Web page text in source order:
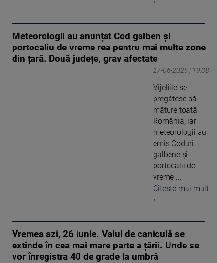
Meteorologii au anunțat Cod galben și
portocaliu de vreme rea pentru mai multe zone
din țară. Două județe, grav afectate
27-06-2025 | 19:38
Vijeliile se
pregătesc să
măture toată
România, iar
meteorologii au
emis Coduri
galbene și
portocalii de
vreme ...
Citeste mai mult
›
Vremea azi, 26 iunie. Valul de caniculă se
extinde în cea mai mare parte a țării. Unde se
vor înregistra 40 de grade la umbră